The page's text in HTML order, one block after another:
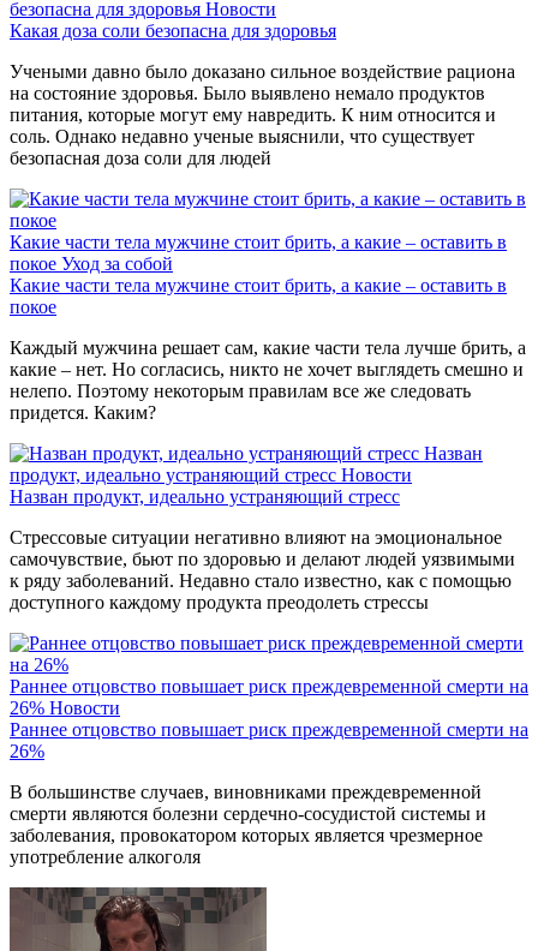
безопасна для здоровья Новости
Какая доза соли безопасна для здоровья
Учеными давно было доказано сильное воздействие рациона
на состояние здоровья. Было выявлено немало продуктов
питания, которые могут ему навредить. К ним относится и
соль. Однако недавно ученые выяснили, что существует
безопасная доза соли для людей
Какие части тела мужчине стоит брить, а какие – оставить в
покое Уход за собой
Какие части тела мужчине стоит брить, а какие – оставить в
покое
Каждый мужчина решает сам, какие части тела лучше брить, а
какие – нет. Но согласись, никто не хочет выглядеть смешно и
нелепо. Поэтому некоторым правилам все же следовать
придется. Каким?
Назван
продукт, идеально устраняющий стресс Новости
Назван продукт, идеально устраняющий стресс
Стрессовые ситуации негативно влияют на эмоциональное
самочувствие, бьют по здоровью и делают людей уязвимыми
к ряду заболеваний. Недавно стало известно, как с помощью
доступного каждому продукта преодолеть стрессы
Раннее отцовство повышает риск преждевременной смерти на
26% Новости
Раннее отцовство повышает риск преждевременной смерти на
26%
В большинстве случаев, виновниками преждевременной
смерти являются болезни сердечно-сосудистой системы и
заболевания, провокатором которых является чрезмерное
употребление алкоголя